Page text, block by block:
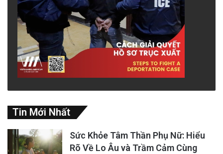
Tin Mới Nhất
Sức Khỏe Tâm Thần Phụ Nữ: Hiểu
Rõ Về Lo Âu và Trầm Cảm Cùng